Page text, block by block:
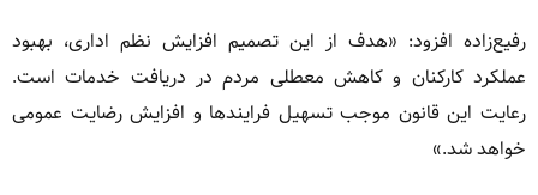
رفیع‌زاده افزود: «هدف از این تصمیم افزایش نظم اداری، بهبود
عملکرد کارکنان و کاهش معطلی مردم در دریافت خدمات است.
رعایت این قانون موجب تسهیل فرایندها و افزایش رضایت عمومی
خواهد شد.»